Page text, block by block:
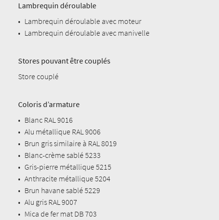
Lambrequin déroulable
• Lambrequin déroulable avec moteur
• Lambrequin déroulable avec manivelle
Stores pouvant être couplés
Store couplé
Coloris d’armature
• Blanc RAL 9016
• Alu métallique RAL 9006
• Brun gris similaire à RAL 8019
• Blanc-crème sablé 5233
• Gris-pierre métallique 5215
• Anthracite métallique 5204
• Brun havane sablé 5229
• Alu gris RAL 9007
• Mica de fer mat DB 703